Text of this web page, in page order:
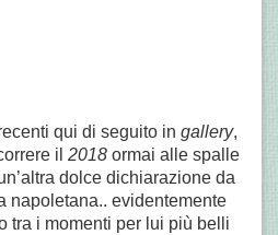
qui di seguito in gallery,
il 2018 ormai alle spalle
dolce dichiarazione da
napoletana.. evidentemente
tra i momenti per lui più belli